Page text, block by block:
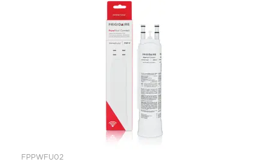
FPPWFU02